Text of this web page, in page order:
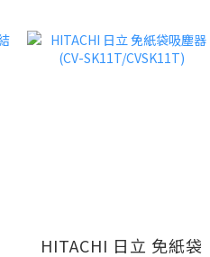
HITACHI 日立 免紙袋